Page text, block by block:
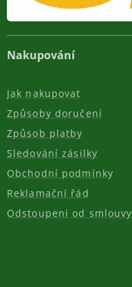
Nakupování
Jak nakupovat
Způsoby doručení
Způsob platby
Sledování zásilky
Obchodní podmínky
Reklamační řád
Odstoupení od smlouvy